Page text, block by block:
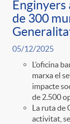
Enginyers
de 300
05/12/2025
L’oficina
marxa el
impacte
de 2.500
La ruta de
activitat,